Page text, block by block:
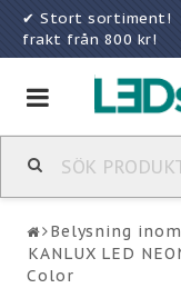
✔ Stort
frakt från 800
Toggle
navigation
Belysning
KANLUX LED
Color